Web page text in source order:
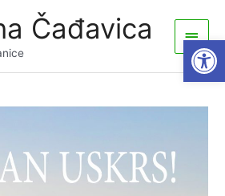
Čađavica
Main
Menu